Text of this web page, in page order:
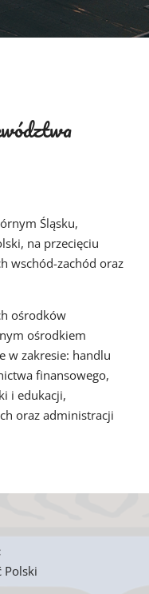
Śląsku,
na przecięciu
wschód-zachód oraz
ośrodków
ośrodkiem
w zakresie: handlu
finansowego,
i edukacji,
oraz administracji
Polski